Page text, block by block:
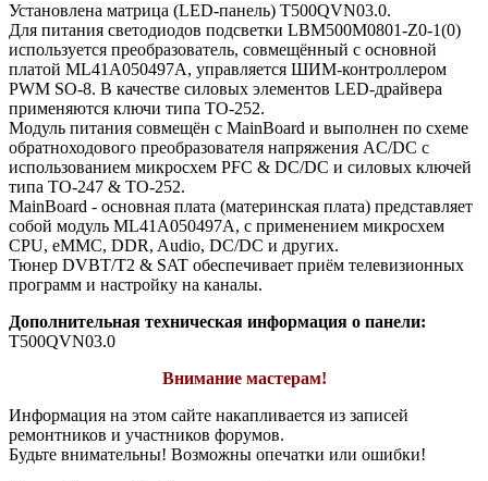
Установлена матрица (LED-панель) T500QVN03.0.
Для питания светодиодов подсветки LBM500M0801-Z0-1(0)
используется преобразователь, совмещённый с основной
платой ML41A050497A, управляется ШИМ-контроллером
PWM SO-8. В качестве силовых элементов LED-драйвера
применяются ключи типа TO-252.
Модуль питания совмещён с MainBoard и выполнен по схеме
обратноходового преобразователя напряжения AC/DC c
использованием микросхем PFC & DC/DC и силовых ключей
типа TO-247 & TO-252.
MainBoard - основная плата (материнская плата) представляет
собой модуль ML41A050497A, с применением микросхем
CPU, eMMC, DDR, Audio, DC/DC и других.
Тюнер DVBT/T2 & SAT обеспечивает приём телевизионных
программ и настройку на каналы.
Дополнительная техническая информация о панели:
T500QVN03.0
Внимание мастерам!
Информация на этом сайте накапливается из записей
ремонтников и участников форумов.
Будьте внимательны! Возможны опечатки или ошибки!